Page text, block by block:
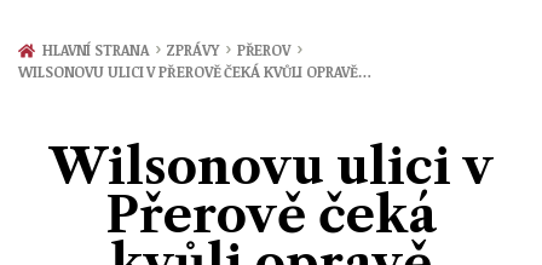
Zprávy
Prostějov
Politika
Ekonomika
Kultura
Společnost
HLAVNÍ STRANA › ZPRÁVY › PŘEROV ›
WILSONOVU ULICI V PŘEROVĚ ČEKÁ KVŮLI OPRAVĚ…
Wilsonovu ulici v
Přerově čeká